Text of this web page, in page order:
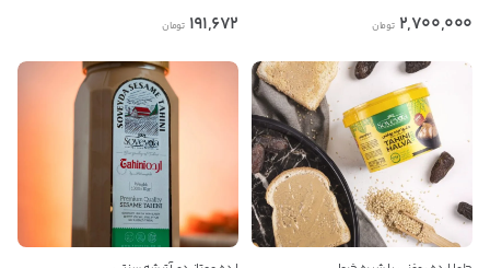
2,700,000 تومان 191,672 تومان